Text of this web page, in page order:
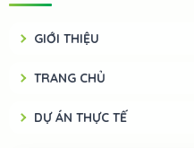
GIỚI THIỆU
TRANG CHỦ
DỰ ÁN THỰC TẾ